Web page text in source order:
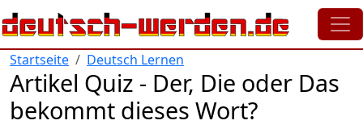
Direkt zum Inhalt
Startseite Deutsch Lernen
Artikel Quiz - Der, Die oder Das
bekommt dieses Wort?